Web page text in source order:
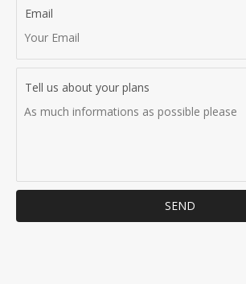
Email
Tell us about your plans
SEND